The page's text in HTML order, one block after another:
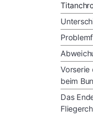
Vorserie
beim
Das